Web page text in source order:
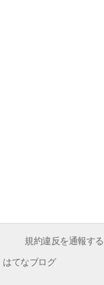
規約違反を通報する
はてなブログ